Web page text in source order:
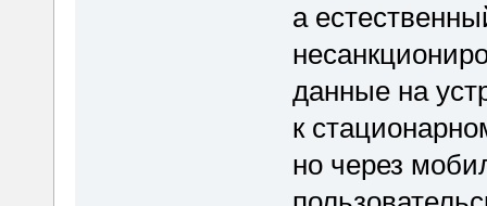
а
данные на
к
но через